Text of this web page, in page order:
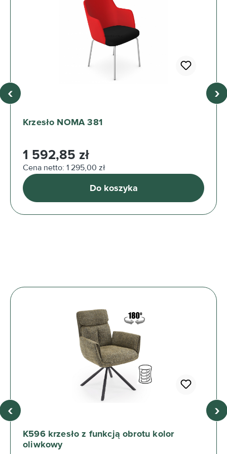
Krzesło NOMA 381
Cena regularna:
1 592,85 zł
Cena netto: 1 295,00 zł
Do koszyka
‹ ›
K596 krzesło z funkcją obrotu kolor
oliwkowy
‹ ›